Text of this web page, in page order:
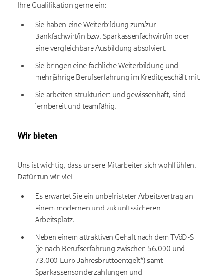
Ihre Qualifikation gerne ein:
Sie haben eine Weiterbildung zum/zur
Bankfachwirt/in bzw. Sparkassenfachwirt/in oder
eine vergleichbare Ausbildung absolviert.
Sie bringen eine fachliche Weiterbildung und
mehrjährige Berufserfahrung im Kreditgeschäft mit.
Sie arbeiten strukturiert und gewissenhaft, sind
lernbereit und teamfähig.
Wir bieten
Uns ist wichtig, dass unsere Mitarbeiter sich wohlfühlen.
Dafür tun wir viel:
Es erwartet Sie ein unbefristeter Arbeitsvertrag an
einem modernen und zukunftssicheren
Arbeitsplatz.
Neben einem attraktiven Gehalt nach dem TVöD-S
(je nach Berufserfahrung zwischen 56.000 und
73.000 Euro Jahresbruttoentgelt*) samt
Sparkassensonderzahlungen und